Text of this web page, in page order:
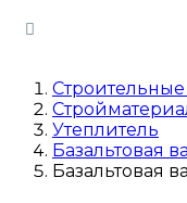
Утеплитель
Базальтовая
Базальтовая